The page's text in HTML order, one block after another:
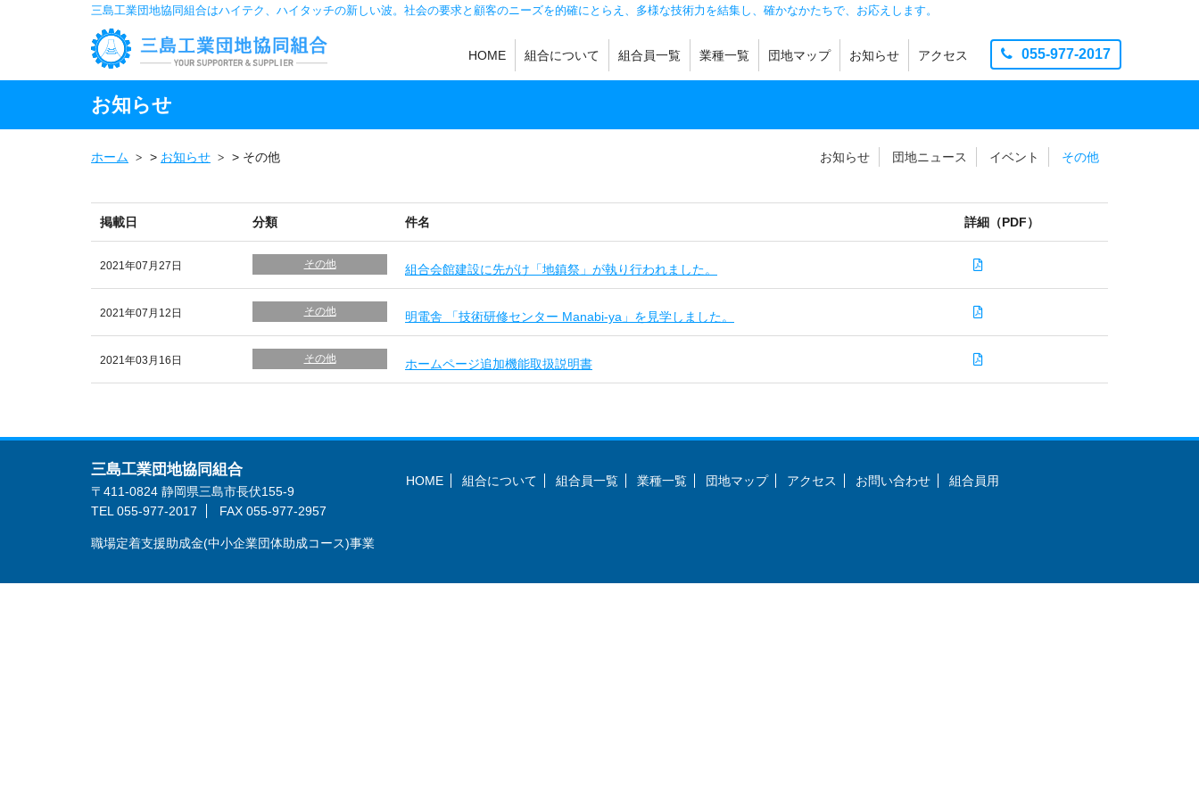
三島工業団地協同組合はハイテク、ハイタッチの新しい波。社会の要求と顧客のニーズを的確にとらえ、多様な技術力を結集し、確かなかたちで、お応えします。
055-977-2017
HOME 組合について 組合員一覧 業種一覧 団地マップ お知らせ アクセス
お知らせ
ホーム > お知らせ > その他 お知らせ 団地ニュース イベント その他
掲載日 分類 件名 詳細（PDF）
2021年07月27日 その他 組合会館建設に先がけ「地鎮祭」が執り行われました。
2021年07月12日 その他 明電舎 「技術研修センター Manabi-ya」を見学しました。
2021年03月16日 その他 ホームページ追加機能取扱説明書
三島工業団地協同組合
〒411-0824 静岡県三島市長伏155-9
TEL 055-977-2017
FAX 055-977-2957
職場定着支援助成金(中小企業団体助成コース)事業
HOME 組合について 組合員一覧 業種一覧 団地マップ アクセス お問い合わせ 組合員用